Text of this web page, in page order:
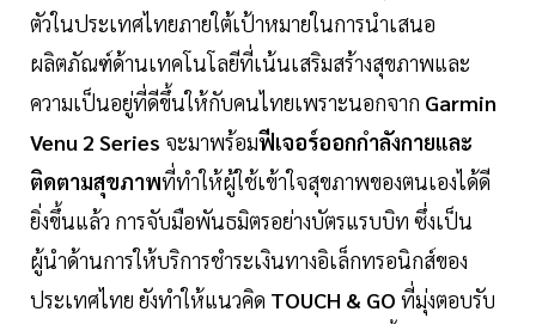
ตัวในประเทศไทยภายใต้เป้าหมายในการนำเสนอ
ผลิตภัณฑ์ด้านเทคโนโลยีที่เน้นเสริมสร้างสุขภาพและ
ความเป็นอยู่ที่ดีขึ้นให้กับคนไทยเพราะนอกจาก Garmin
Venu 2 Series จะมาพร้อมฟีเจอร์ออกกำลังกายและ
ติดตามสุขภาพที่ทำให้ผู้ใช้เข้าใจสุขภาพของตนเองได้ดี
ยิ่งขึ้นแล้ว การจับมือพันธมิตรอย่างบัตรแรบบิท ซึ่งเป็น
ผู้นำด้านการให้บริการชำระเงินทางอิเล็กทรอนิกส์ของ
ประเทศไทย ยังทำให้แนวคิด TOUCH & GO ที่มุ่งตอบรับ